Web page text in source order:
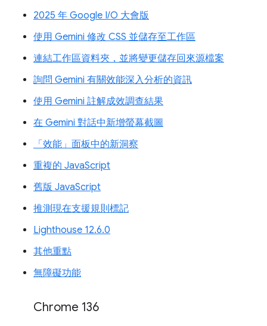
2025 年 Google I/O 大會版
使用 Gemini 修改 CSS 並儲存至工作區
連結工作區資料夾，並將變更儲存回來源檔案
詢問 Gemini 有關效能深入分析的資訊
使用 Gemini 註解成效調查結果
在 Gemini 對話中新增螢幕截圖
「效能」面板中的新洞察
重複的 JavaScript
舊版 JavaScript
推測現在支援規則標記
Lighthouse 12.6.0
其他重點
無障礙功能
Chrome 136